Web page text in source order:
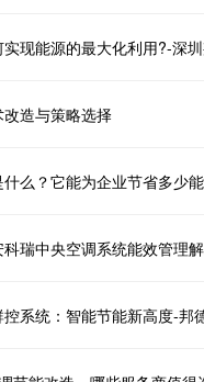
现能源的最大化利用?-深
造与策略选择
么？它能为企业节省多少
系统：智能节能新高度-邦